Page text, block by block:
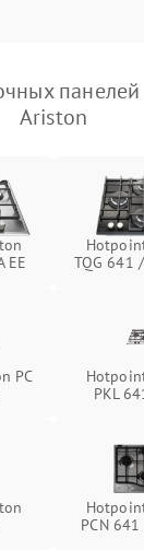
Ariston
EE
TQG 641
PC
PKL
PCN 641